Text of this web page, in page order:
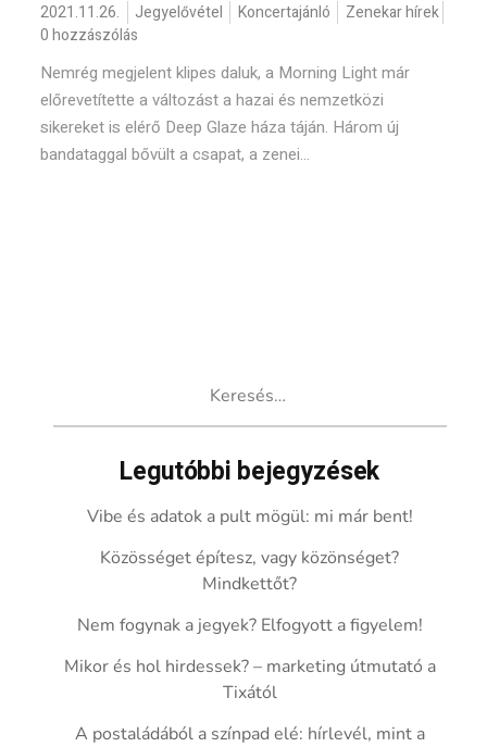
2021.11.26. Jegyelővétel Koncertajánló
Zenekar hírek
0 hozzászólás
Nemrég megjelent klipes daluk, a Morning Light már
előrevetítette a változást a hazai és nemzetközi
sikereket is elérő Deep Glaze háza táján. Három új
bandataggal bővült a csapat, a zenei...
Legutóbbi bejegyzések
Vibe és adatok a pult mögül: mi már bent!
Közösséget építesz, vagy közönséget?
Mindkettőt?
Nem fogynak a jegyek? Elfogyott a figyelem!
Mikor és hol hirdessek? – marketing útmutató a
Tixától
A postaládából a színpad elé: hírlevél, mint a